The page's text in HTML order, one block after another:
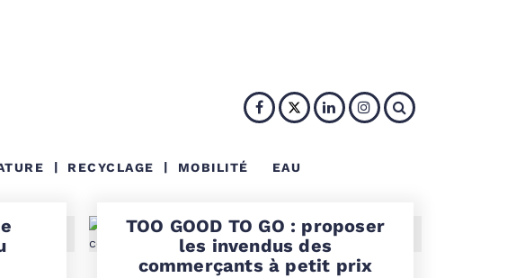
RECYCLAGE MOBILITÉ EAU
TOO GOOD TO GO : proposer
les invendus des
commerçants à petit prix